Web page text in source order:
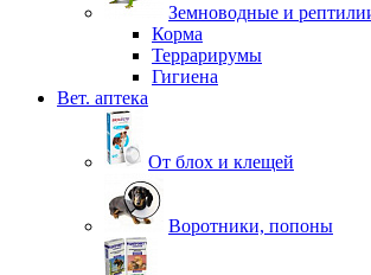
Земноводные и
Корма
Террарирумы
Гигиена
Вет. аптека
От блох и клещей
Воротники, попоны